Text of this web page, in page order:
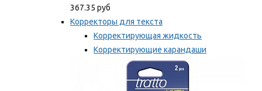
367.35 руб
Корректоры для текста
Корректирующая жидкость
Корректирующие карандаши
Корректирующие ленты
Мы рекомендуем